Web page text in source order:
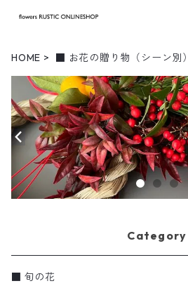
HOME ■ お花の贈り物（シーン別）
Category
■ 旬の花